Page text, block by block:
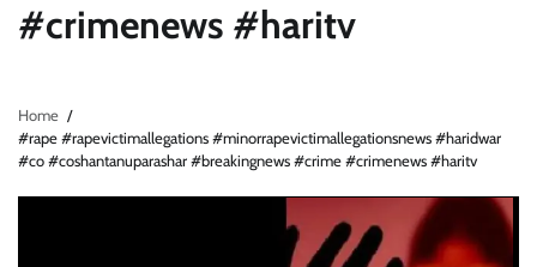
#crimenews #haritv
Home
#rape #rapevictimallegations #minorrapevictimallegationsnews #haridwar
#co #coshantanuparashar #breakingnews #crime #crimenews #haritv